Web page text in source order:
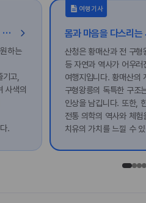
[가볼래-터] 나를 채우는 선샤인, 밀양 힐링 여행
하는
고,
사색의
.
여행기사
산청은 황매산과 전 구형
등 자연과 역사가 어우러
여행지입니다. 황매산의
구형왕릉의 독특한 구조
인상을 남깁니다. 또한,
전통 의학의 역사와 체험
치유의 가치를 느낄 수